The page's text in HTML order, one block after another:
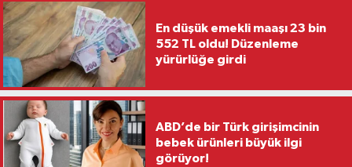
En düşük emekli maaşı 23 bin
552 TL oldu! Düzenleme
yürürlüğe girdi
ABD’de bir Türk girişimcinin
bebek ürünleri büyük ilgi
görüyor!